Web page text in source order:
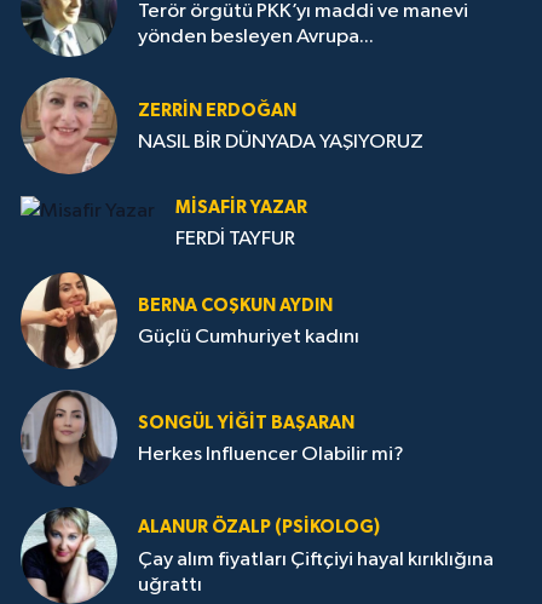
Terör örgütü PKK’yı maddi ve manevi
yönden besleyen Avrupa...
ZERRIN ERDOĞAN
NASIL BİR DÜNYADA YAŞIYORUZ
MISAFIR YAZAR
FERDİ TAYFUR
BERNA COŞKUN AYDIN
Güçlü Cumhuriyet kadını
SONGÜL YIĞIT BAŞARAN
Herkes Influencer Olabilir mi?
ALANUR ÖZALP (PSIKOLOG)
Çay alım fiyatları Çiftçiyi hayal kırıklığına
uğrattı